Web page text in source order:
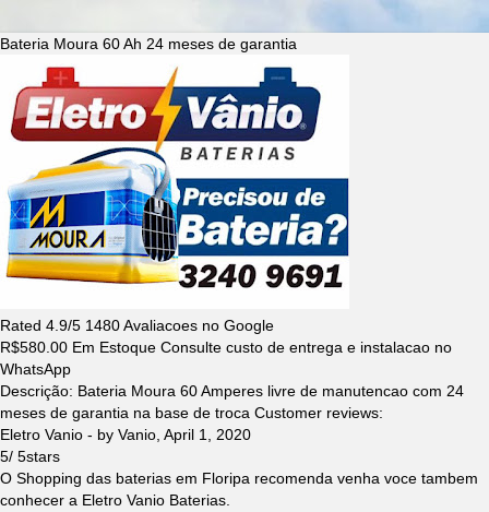
Bateria Moura 60 Ah 24 meses de garantia
Rated 4.9/5 1480Avaliacoes no Google
R$580.00 Em Estoque Consulte custo de entrega e instalacao no
WhatsApp
Descrição: Bateria Moura 60 Amperes livre de manutencao com 24
meses de garantia na base de troca Customer reviews:
Eletro Vanio - by Vanio April 1, 2020
5/ 5stars
O Shopping das baterias em Floripa recomenda venha voce tambem
conhecer a Eletro Vanio Baterias.